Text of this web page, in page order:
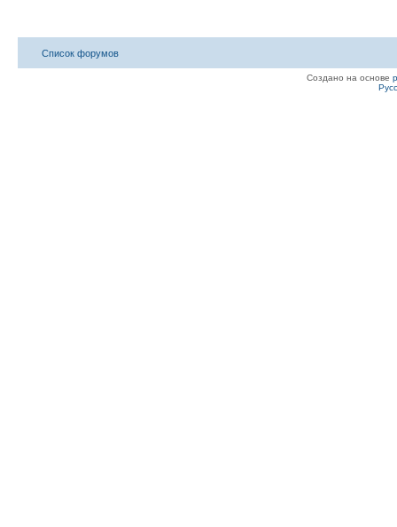
Список форумов
Создано на основе